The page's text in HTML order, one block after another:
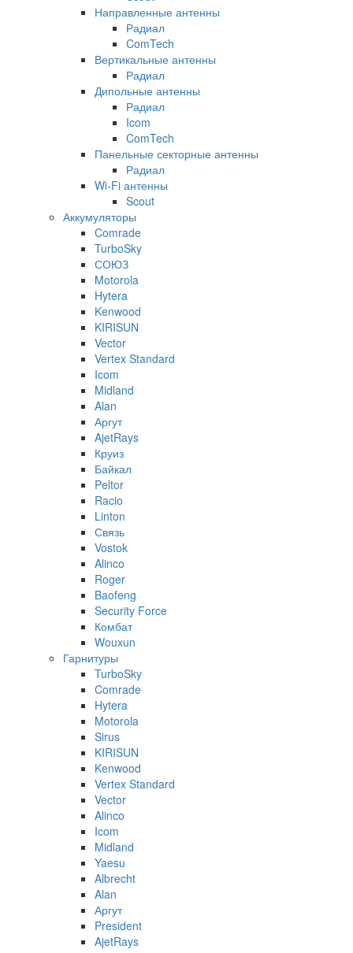
Направленные антенны
Радиал
ComTech
Вертикальные антенны
Радиал
Дипольные антенны
Радиал
Icom
ComTech
Панельные секторные антенны
Радиал
Wi-Fi антенны
Scout
Аккумуляторы
Comrade
TurboSky
СОЮЗ
Motorola
Hytera
Kenwood
KIRISUN
Vector
Vertex Standard
Icom
Midland
Alan
Аргут
AjetRays
Круиз
Байкал
Peltor
Racio
Linton
Связь
Vostok
Alinco
Roger
Baofeng
Security Force
Комбат
Wouxun
Гарнитуры
TurboSky
Comrade
Hytera
Motorola
Sirus
KIRISUN
Kenwood
Vertex Standard
Vector
Alinco
Icom
Midland
Yaesu
Albrecht
Alan
Аргут
President
AjetRays